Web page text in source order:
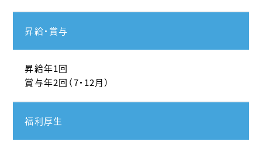
昇給・賞与
昇給年1回
賞与年2回（7・12月）
福利厚生